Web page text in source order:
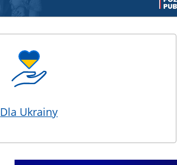
Dla Ukrainy